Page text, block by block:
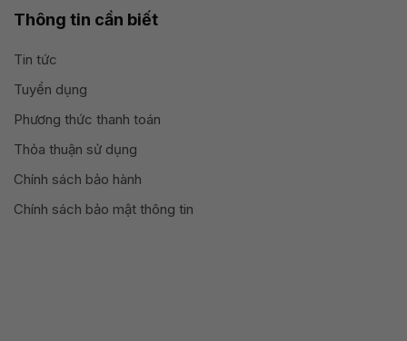
Thông tin cần biết
Tin tức
Tuyển dụng
Phương thức thanh toán
Thỏa thuận sử dụng
Chính sách bảo hành
Chính sách bảo mật thông tin